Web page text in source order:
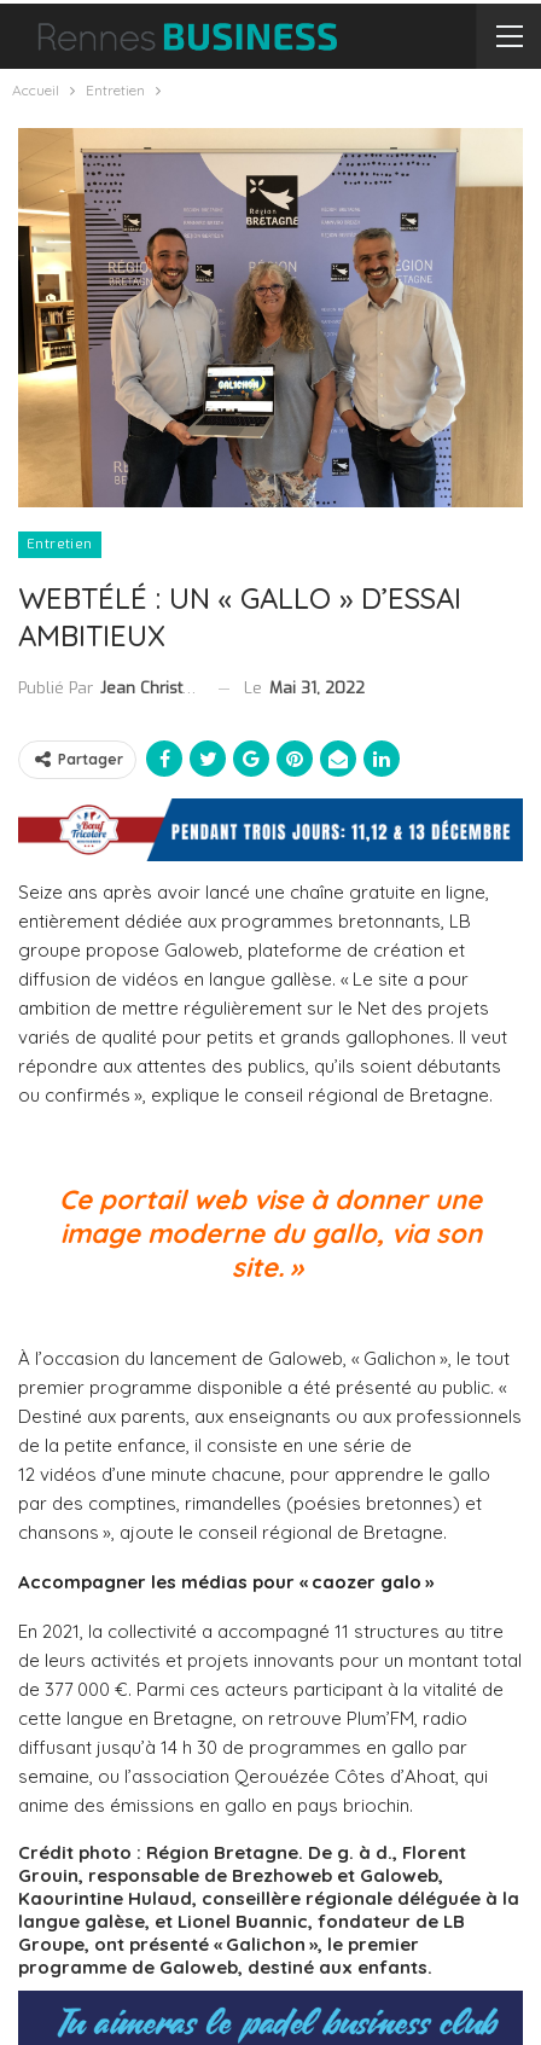
Accueil Entretien
Entretien
WEBTÉLÉ : UN « GALLO » D’ESSAI
AMBITIEUX
Publié Par Jean Christophe Collet Le Mai 31, 2022
Partager
Seize ans après avoir lancé une chaîne gratuite en ligne,
entièrement dédiée aux programmes bretonnants, LB
groupe propose Galoweb, plateforme de création et
diffusion de vidéos en langue gallèse. « Le site a pour
ambition de mettre régulièrement sur le Net des projets
variés de qualité pour petits et grands gallophones. Il veut
répondre aux attentes des publics, qu’ils soient débutants
ou confirmés », explique le conseil régional de Bretagne.
Ce portail web vise à donner une
image moderne du gallo, via son
site. »
À l’occasion du lancement de Galoweb, « Galichon », le tout
premier programme disponible a été présenté au public. «
Destiné aux parents, aux enseignants ou aux professionnels
de la petite enfance, il consiste en une série de
12 vidéos d’une minute chacune, pour apprendre le gallo
par des comptines, rimandelles (poésies bretonnes) et
chansons », ajoute le conseil régional de Bretagne.
Accompagner les médias pour « caozer galo »
En 2021, la collectivité a accompagné 11 structures au titre
de leurs activités et projets innovants pour un montant total
de 377 000 €. Parmi ces acteurs participant à la vitalité de
cette langue en Bretagne, on retrouve Plum’FM, radio
diffusant jusqu’à 14 h 30 de programmes en gallo par
semaine, ou l’association Qerouézée Côtes d’Ahoat, qui
anime des émissions en gallo en pays briochin.
Crédit photo : Région Bretagne. De g. à d., Florent
Grouin, responsable de Brezhoweb et Galoweb,
Kaourintine Hulaud, conseillère régionale déléguée à la
langue galèse, et Lionel Buannic, fondateur de LB
Groupe, ont présenté « Galichon », le premier
programme de Galoweb, destiné aux enfants.